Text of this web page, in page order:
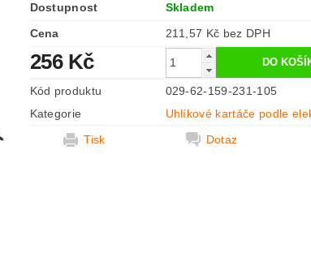
Dostupnost
Skladem
Cena
211,57 Kč bez DPH
256 Kč
Kód produktu
029-62-159-231-105
Kategorie
Uhlíkové kartáče podle
Tisk
Dotaz